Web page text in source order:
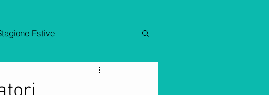
Estive